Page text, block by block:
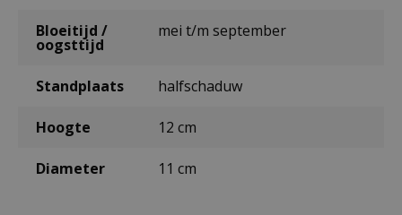
Bloeitijd /
oogsttijd
mei t/m september
Standplaats halfschaduw
Hoogte 12 cm
Diameter 11 cm